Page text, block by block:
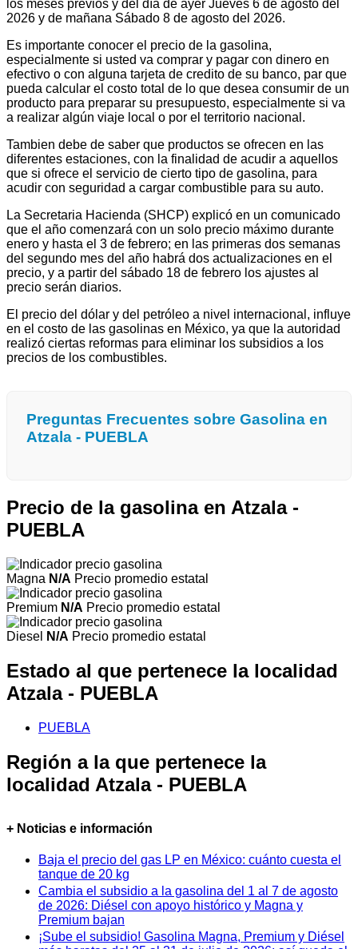
los meses previos y del día de ayer Jueves 6 de agosto del
2026 y de mañana Sábado 8 de agosto del 2026.
Es importante conocer el precio de la gasolina,
especialmente si usted va comprar y pagar con dinero en
efectivo o con alguna tarjeta de credito de su banco, par que
pueda calcular el costo total de lo que desea consumir de un
producto para preparar su presupuesto, especialmente si va
a realizar algún viaje local o por el territorio nacional.
Tambien debe de saber que productos se ofrecen en las
diferentes estaciones, con la finalidad de acudir a aquellos
que si ofrece el servicio de cierto tipo de gasolina, para
acudir con seguridad a cargar combustible para su auto.
La Secretaria Hacienda (SHCP) explicó en un comunicado
que el año comenzará con un solo precio máximo durante
enero y hasta el 3 de febrero; en las primeras dos semanas
del segundo mes del año habrá dos actualizaciones en el
precio, y a partir del sábado 18 de febrero los ajustes al
precio serán diarios.
El precio del dólar y del petróleo a nivel internacional, influye
en el costo de las gasolinas en México, ya que la autoridad
realizó ciertas reformas para eliminar los subsidios a los
precios de los combustibles.
Preguntas Frecuentes sobre Gasolina en
Atzala - PUEBLA
Precio de la gasolina en Atzala -
PUEBLA
Magna N/A Precio promedio estatal
Premium N/A Precio promedio estatal
Diesel N/A Precio promedio estatal
Estado al que pertenece la localidad
Atzala - PUEBLA
PUEBLA
Región a la que pertenece la
localidad Atzala - PUEBLA
+ Noticias e información
Baja el precio del gas LP en México: cuánto cuesta el
tanque de 20 kg
Cambia el subsidio a la gasolina del 1 al 7 de agosto
de 2026: Diésel con apoyo histórico y Magna y
Premium bajan
¡Sube el subsidio! Gasolina Magna, Premium y Diésel